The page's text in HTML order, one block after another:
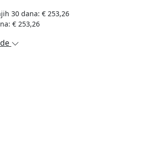
30 dana: € 253,26
€ 253,26